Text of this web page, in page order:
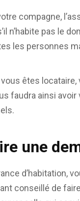
compagne,
n’habite pas le
les personnes
êtes locataire,
faudra ainsi
une
d’habitation,
conseillé de